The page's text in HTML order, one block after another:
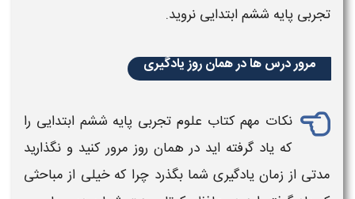
تجربی پایه ششمابتدایی نروید.
مرور درس ها در همان روز یادگیری
نکات مهم کتاب علوم تجربی پایه ششمابتدایی را
که یاد گرفته اید در همان روز مرور کنید و نگذارید
مدتی از زمان یادگیری شما بگذرد چرا که خیلی از مباحثی